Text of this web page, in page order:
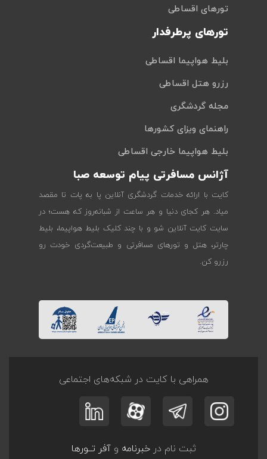
تورهای اقساطی
تورهای پرطرفدار
بلیط هواپیما اقساطی
رزرو هتل اقساطی
مجله گردشگری
راهنمای ویزای کشورها
بلیط هواپیما خارجی اقساطی
آژانس مسافرتی پیام توسعه صبا
کایت با ارائه خدمات گردشگری آنلاین پا به پات تا مقصد
میاد. هر کجای دنیا و هر ساعت از شبانه‌روز که هست؛ در
سایت کایت آنلاین شو و با چند کلیک بلیط هواپیما، بلیط
چارتر، هتل و تورهای مسافرتی و طبیعت‌گردی خودت رو
رزرو کن.
همراهی با کایت در شبکه‌های اجتماعی
ثبت نام درخبرنامه وآفر تــورها